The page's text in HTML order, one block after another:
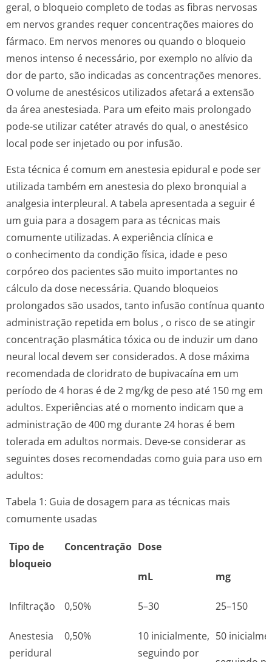
geral, o bloqueio completo de todas as fibras nervosas
em nervos grandes requer concentrações maiores do
fármaco. Em nervos menores ou quando o bloqueio
menos intenso é necessário, por exemplo no alívio da
dor de parto, são indicadas as concentrações menores.
O volume de anestésicos utilizados afetará a extensão
da área anestesiada. Para um efeito mais prolongado
pode-se utilizar catéter através do qual, o anestésico
local pode ser injetado ou por infusão.
Esta técnica é comum em anestesia epidural e pode ser
utilizada também em anestesia do plexo bronquial a
analgesia interpleural. A tabela apresentada a seguir é
um guia para a dosagem para as técnicas mais
comumente utilizadas. A experiência clínica e
o conhecimento da condição física, idade e peso
corpóreo dos pacientes são muito importantes no
cálculo da dose necessária. Quando bloqueios
prolongados são usados, tanto infusão contínua quanto
administração repetida em bolus , o risco de se atingir
concentração plasmática tóxica ou de induzir um dano
neural local devem ser considerados. A dose máxima
recomendada de cloridrato de bupivacaína em um
período de 4 horas é de 2 mg/kg de peso até 150 mg em
adultos. Experiências até o momento indicam que a
administração de 400 mg durante 24 horas é bem
tolerada em adultos normais. Deve-se considerar as
seguintes doses recomendadas como guia para uso em
adultos:
Tabela 1: Guia de dosagem para as técnicas mais
comumente usadas
Tipo de
bloqueio
Concentração Dose
mL mg
Infiltração 0,50% 5–30 25–150
Anestesia
peridural
0,50%
10 inicialmente,
seguindo por
50